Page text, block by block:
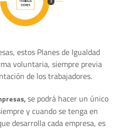
estos Planes de Igualdad
voluntaria, siempre previa
de los trabajadores.
se podrá hacer un único
y cuando se tenga en
desarrolla cada empresa, es